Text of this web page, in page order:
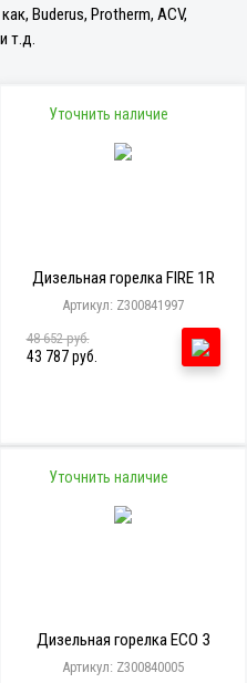
Buderus, Protherm, ACV,
т.д.
Уточнить наличие
Дизельная горелка FIRE 1R
Артикул: Z300841997
48 652 руб.
43 787 руб.
Уточнить наличие
Дизельная горелка ECO 3
Артикул: Z300840005